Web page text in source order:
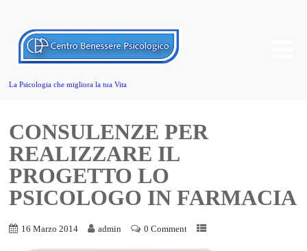
La Psicologia che migliora la tua Vita
CONSULENZE PER
REALIZZARE IL
PROGETTO LO
PSICOLOGO IN FARMACIA
16 Marzo 2014 admin 0 Comment